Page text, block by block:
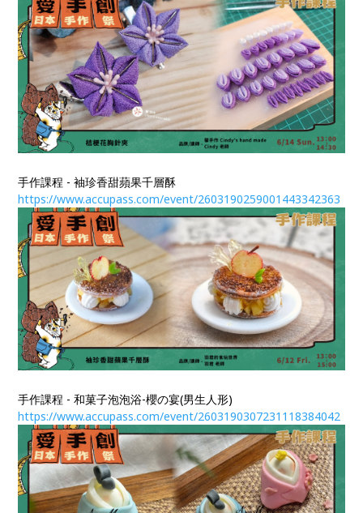
手作課程 - 袖珍香甜蘋果千層酥
https://www.accupass.com/event/2603190259001443342363​​​​​​​
手作課程 - 和菓子泡泡浴-櫻の宴(男生人形)
https://www.accupass.com/event/2603190307231118384042​​​​​​​